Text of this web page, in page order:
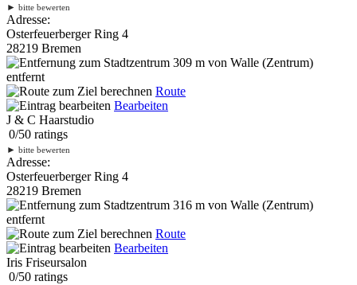
► bitte bewerten
Adresse:
Osterfeuerberger Ring 4
28219 Bremen
309 m von Walle (Zentrum)
entfernt
Route
Bearbeiten
J & C Haarstudio
0/50 ratings
► bitte bewerten
Adresse:
Osterfeuerberger Ring 4
28219 Bremen
316 m von Walle (Zentrum)
entfernt
Route
Bearbeiten
Iris Friseursalon
0/50 ratings